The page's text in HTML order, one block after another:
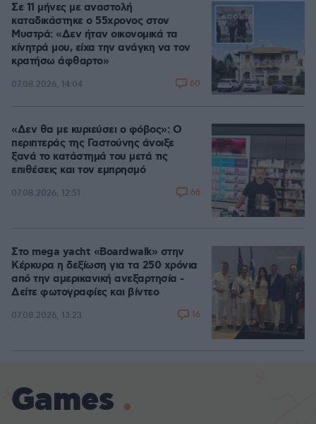
Σε 11 μήνες με αναστολή
καταδικάστηκε ο 55χρονος στον
Μυστρά: «Δεν ήταν οικονομικά τα
κίνητρά μου, είχα την ανάγκη να τον
κρατήσω άφθαρτο»
07.08.2026, 14:04 60
«Δεν θα με κυριεύσει ο φόβος»: Ο
περιπτεράς της Γαστούνης άνοιξε
ξανά το κατάστημά του μετά τις
επιθέσεις και τον εμπρησμό
07.08.2026, 12:51 66
Στο mega yacht «Boardwalk» στην
Κέρκυρα η δεξίωση για τα 250 χρόνια
από την αμερικανική ανεξαρτησία -
Δείτε φωτογραφίες και βίντεο
07.08.2026, 13:23 16
Games